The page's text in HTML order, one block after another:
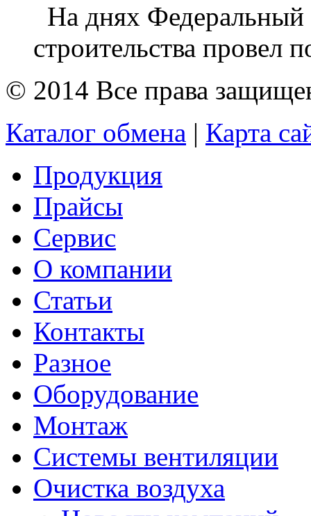
На днях
строительства провел
© 2014 Все права
Каталог обмена | Карта
Продукция
Прайсы
Сервис
О компании
Статьи
Контакты
Разное
Оборудование
Монтаж
Системы вентиляции
Очистка воздуха